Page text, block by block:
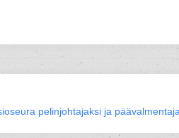
pelinjohtajaksi ja